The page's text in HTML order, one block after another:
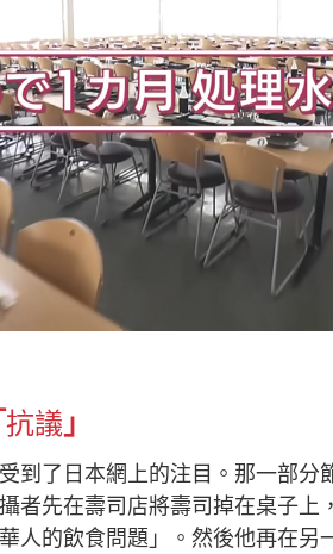
抗議」
到了日本網上的注目。那一部分
者先在壽司店將壽司掉在桌子上
人的飲食問題」。然後他再在另